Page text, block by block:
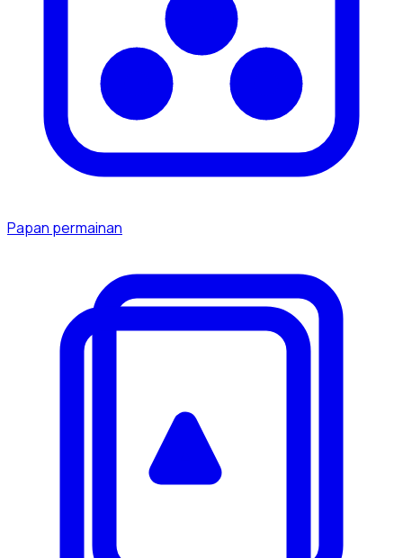
Papan permainan